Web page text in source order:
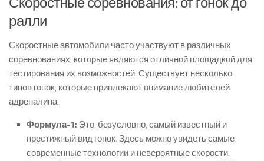
ралли
Скоростные автомобили часто участвуют в различных
соревнованиях, которые являются отличной площадкой для
тестирования их возможностей. Существует несколько
типов гонок, которые привлекают внимание любителей
адреналина.
Формула-1: Это, безусловно, самый известный и
престижный вид гонок. Здесь можно увидеть самые
современные технологии и невероятные скорости.